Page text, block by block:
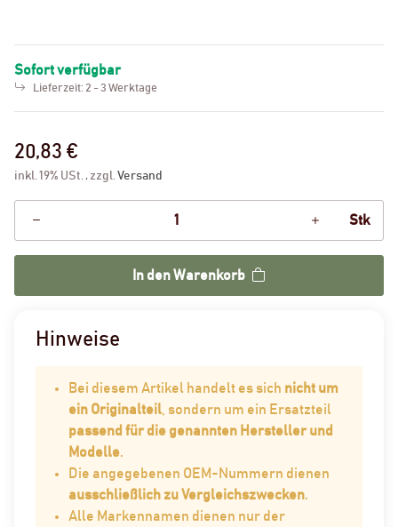
Sofort verfügbar
Lieferzeit: 2 - 3 Werktage
20,83 €
inkl. 19% USt. , zzgl.Versand
Stk
In den Warenkorb
Hinweise
Bei diesem Artikel handelt es sich nicht um
ein Originalteil , sondern um ein Ersatzteil
passend für die genannten Hersteller und
Modelle.
Die angegebenen OEM-Nummern dienen
ausschließlich zu Vergleichszwecken.
Alle Markennamen dienen nur der